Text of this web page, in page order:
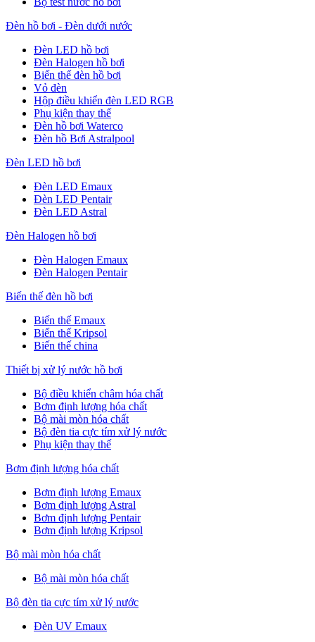
Đèn hồ bơi - Đèn dưới nước
Đèn LED hồ bơi
Đèn Halogen hồ bơi
Biến thế đèn hồ bơi
Vỏ đèn
Hộp điều khiển đèn LED RGB
Phụ kiện thay thế
Đèn hồ bơi Waterco
Đèn hồ Bơi Astralpool
Đèn LED hồ bơi
Đèn LED Emaux
Đèn LED Pentair
Đèn LED Astral
Đèn Halogen hồ bơi
Đèn Halogen Emaux
Đèn Halogen Pentair
Biến thế đèn hồ bơi
Biến thế Emaux
Biến thế Kripsol
Biến thế china
Thiết bị xử lý nước hồ bơi
Bộ điều khiển châm hóa chất
Bơm định lượng hóa chất
Bộ mài mòn hóa chất
Bộ đèn tia cực tím xử lý nước
Phụ kiện thay thế
Bơm định lượng hóa chất
Bơm định lượng Emaux
Bơm định lượng Astral
Bơm định lượng Pentair
Bơm định lượng Kripsol
Bộ mài mòn hóa chất
Bộ mài mòn hóa chất
Bộ đèn tia cực tím xử lý nước
Đèn UV Emaux